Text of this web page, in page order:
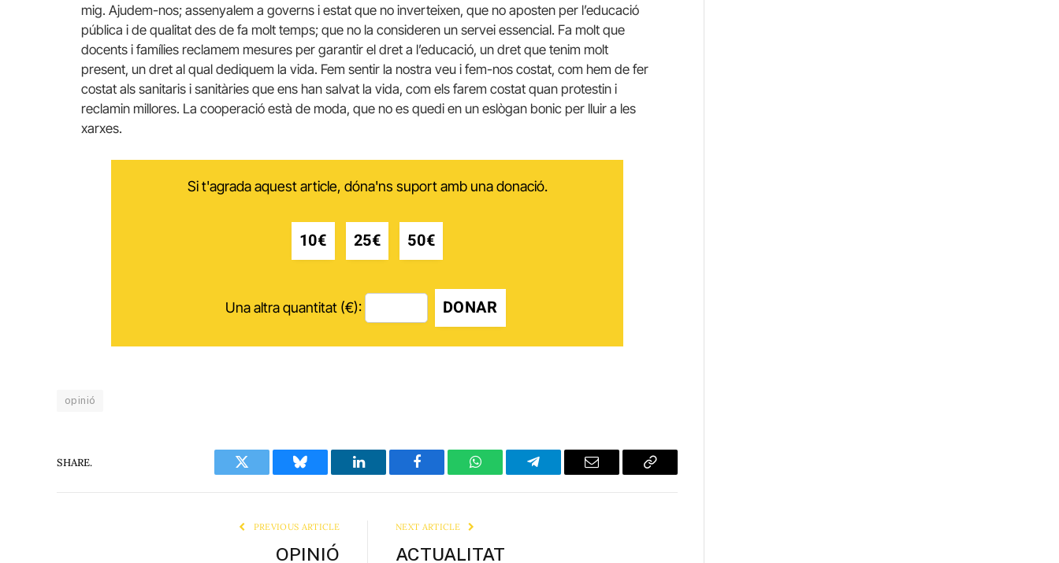
mig. Ajudem-nos; assenyalem a governs i estat que no inverteixen, que no aposten per l’educació
pública i de qualitat des de fa molt temps; que no la consideren un servei essencial. Fa molt que
docents i famílies reclamem mesures per garantir el dret a l’educació, un dret que tenim molt
present, un dret al qual dediquem la vida. Fem sentir la nostra veu i fem-nos costat, com hem de fer
costat als sanitaris i sanitàries que ens han salvat la vida, com els farem costat quan protestin i
reclamin millores. La cooperació està de moda, que no es quedi en un eslògan bonic per lluir a les
xarxes.
Si t'agrada aquest article, dóna'ns suport amb una donació.
10€ 25€ 50€
Una altra quantitat (€): DONAR
opinió
SHARE.
Twitter Bluesky LinkedIn Facebook WhatsAppTelegram Email
Copy
PREVIOUS ARTICLE
OPINIÓ
NEXT ARTICLE
ACTUALITAT